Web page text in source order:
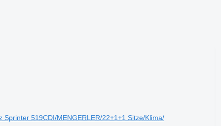
Sprinter 519CDI/MENGERLER/22+1+1 Sitze/Klima/